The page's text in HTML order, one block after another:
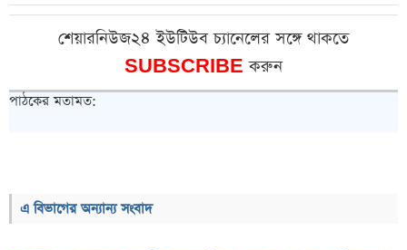
শেয়ারনিউজ২৪ ইউটিউব চ্যানেলের সঙ্গে থাকতে
SUBSCRIBEকরুন
পাঠকের মতামত:
এ বিভাগের অন্যান্য সংবাদ